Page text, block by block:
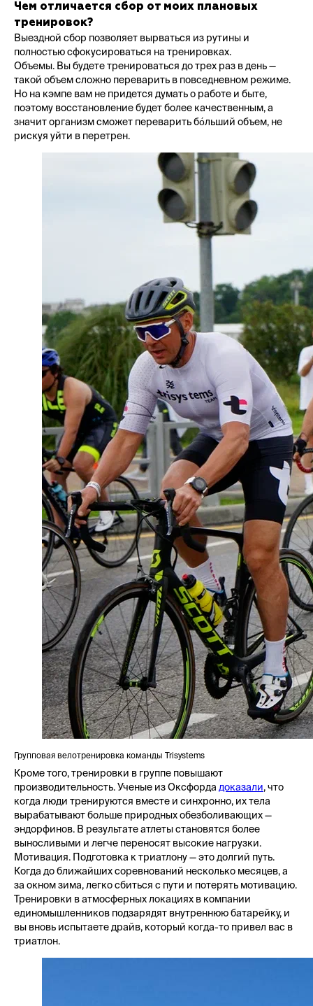
Чем отличается сбор от моих плановых
тренировок?
Выездной сбор позволяет вырваться из рутины и
полностью сфокусироваться на тренировках.
Объемы. Вы будете тренироваться до трех раз в день —
такой объем сложно переварить в повседневном режиме.
Но на кэмпе вам не придется думать о работе и быте,
поэтому восстановление будет более качественным, а
значит организм сможет переварить бо́льший объем, не
рискуя уйти в перетрен.
Групповая велотренировка команды Trisystems
Кроме того, тренировки в группе повышают
производительность. Ученые из Оксфорда доказали, что
когда люди тренируются вместе и синхронно, их тела
вырабатывают больше природных обезболивающих —
эндорфинов. В результате атлеты становятся более
выносливыми и легче переносят высокие нагрузки.
Мотивация. Подготовка к триатлону — это долгий путь.
Когда до ближайших соревнований несколько месяцев, а
за окном зима, легко сбиться с пути и потерять мотивацию.
Тренировки в атмосферных локациях в компании
единомышленников подзарядят внутреннюю батарейку, и
вы вновь испытаете драйв, который когда-то привел вас в
триатлон.